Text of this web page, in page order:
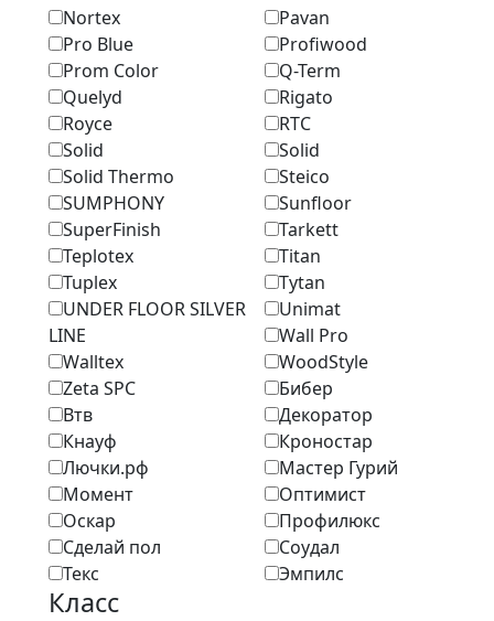
Nortex
Pavan
Pro Blue
Profiwood
Prom Color
Q-Term
Quelyd
Rigato
Royce
RTC
Solid
Solid
Solid Thermo
Steico
SUMPHONY
Sunfloor
SuperFinish
Tarkett
Teplotex
Titan
Tuplex
Tytan
UNDER FLOOR SILVER
LINE
Unimat
Wall Pro
Walltex
WoodStyle
Zeta SPC
Бибер
Втв
Декоратор
Кнауф
Кроностар
Лючки.рф
Мастер Гурий
Момент
Оптимист
Оскар
Профилюкс
Сделай пол
Соудал
Текс
Эмпилс
Класс